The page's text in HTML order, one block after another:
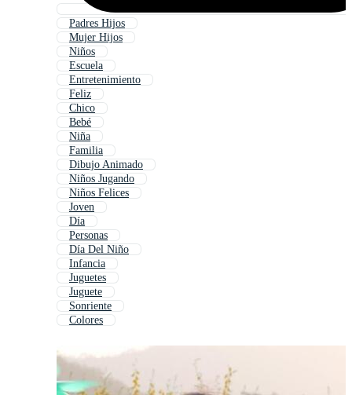
Padres Hijos
Mujer Hijos
Niños
Escuela
Entretenimiento
Feliz
Chico
Bebé
Niña
Familia
Dibujo Animado
Niños Jugando
Niños Felices
Joven
Día
Personas
Día Del Niño
Infancia
Juguetes
Juguete
Sonriente
Colores